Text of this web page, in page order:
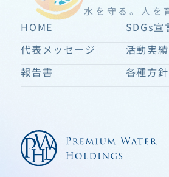
水を守る。人を
HOME
SDGs宣
代表メッセージ
活動実績
報告書
各種方針